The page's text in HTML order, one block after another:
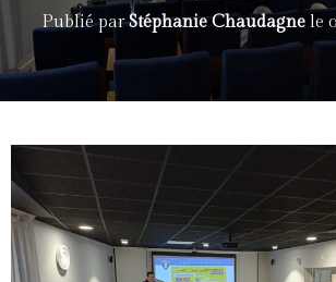
Publié parStéphanie Chaudagne le